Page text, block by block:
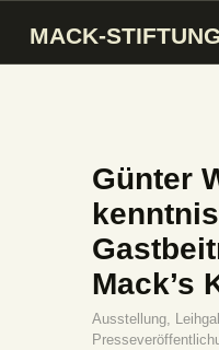
MACK-STIFTUNG
STIFTUNG
SAMMLUNG
MACK
MACK
Günter
Mack’s
Ausstellung,